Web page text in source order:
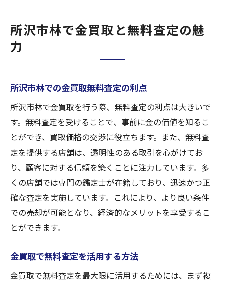
所沢市林の金買取と査定の違い
埼玉で金買取！無料査定のポイント
埼玉の金買取無料査定を徹底解説
金買取の無料査定で得する方法
無料査定を受ける際の注意点
埼玉の金買取で無料査定を受ける秘訣
林の金買取無料査定で賢く売る方法
林での金買取無料査定の活用術
金買取で無料査定を賢く利用
無料査定で金買取のベストプラン
林の金買取査定で利益を最大化
無料査定を通じた金買取の極意
所沢市で金買取を無料査定でお得に
所沢市林で金買取と無料査定の魅
力
所沢市林での金買取無料査定の利点
所沢市林で金買取を行う際、無料査定の利点は大きいで
す。無料査定を受けることで、事前に金の価値を知るこ
とができ、買取価格の交渉に役立ちます。また、無料査
定を提供する店舗は、透明性のある取引を心がけてお
り、顧客に対する信頼を築くことに注力しています。多
くの店舗では専門の鑑定士が在籍しており、迅速かつ正
確な査定を実施しています。これにより、より良い条件
での売却が可能となり、経済的なメリットを享受するこ
とができます。
金買取で無料査定を活用する方法
金買取で無料査定を最大限に活用するためには、まず複